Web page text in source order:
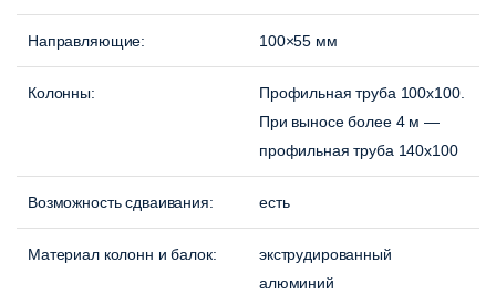
Направляющие: 100×55 мм
Колонны:
Профильная труба 100х100.
При выносе более 4 м —
профильная труба 140х100
Возможность сдваивания: есть
Материал колонн и балок:
экструдированный
алюминий